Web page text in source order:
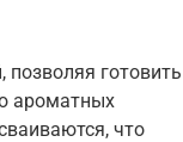
готовить
ароматных
что